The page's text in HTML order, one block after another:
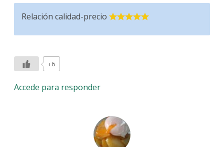
Relación calidad-precio
+6
Accede para responder